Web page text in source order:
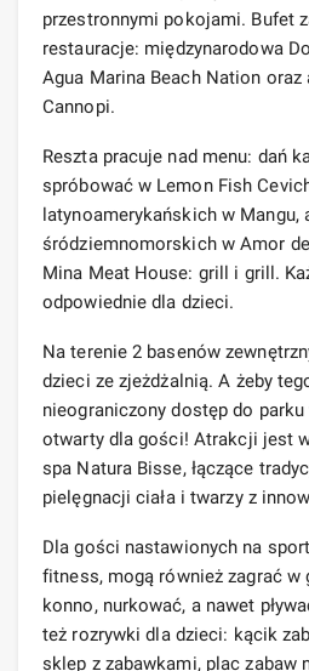
przestronnymi pokojami. Bufet
restauracje: międzynarodowa
Agua Marina Beach Nation
Cannopi.
Reszta pracuje nad menu: dań
spróbować w Lemon Fish
latynoamerykańskich w Mangu,
śródziemnomorskich w Amor
Mina Meat House: grill i grill.
odpowiednie dla dzieci.
Na terenie 2 basenów
dzieci ze zjeżdżalnią. A żeby
nieograniczony dostęp do
otwarty dla gości! Atrakcji jest
spa Natura Bisse, łączące
pielęgnacji ciała i twarzy z
Dla gości nastawionych na
fitness, mogą również zagrać w
konno, nurkować, a nawet
też rozrywki dla dzieci: kącik
sklep z zabawkami, plac zabaw